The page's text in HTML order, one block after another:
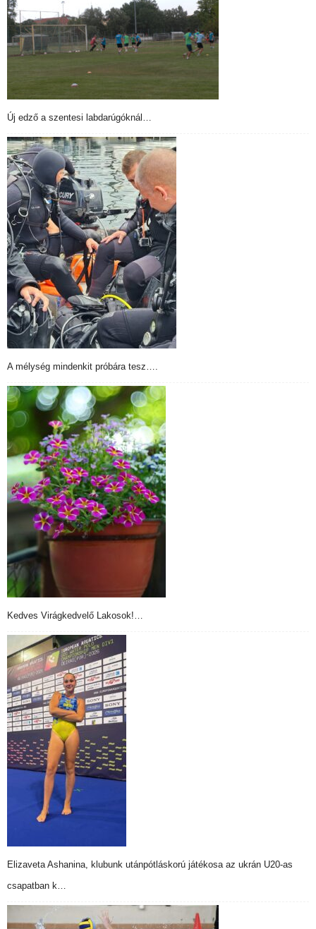
Új edző a szentesi labdarúgóknál…
A mélység mindenkit próbára tesz….
Kedves Virágkedvelő Lakosok!…
Elizaveta Ashanina, klubunk utánpótláskorú játékosa az ukrán U20-as
csapatban k…